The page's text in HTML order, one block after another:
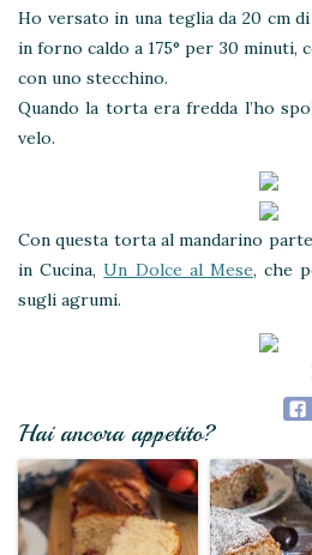
Ho versato in una teglia da 20 cm
in forno caldo a 175° per 30
con uno stecchino.
Quando la torta era fredda l’ho
velo.
Con questa torta al mandarino
in Cucina,Un Dolce al Mese, che
sugli agrumi.
Hai ancora appetito?